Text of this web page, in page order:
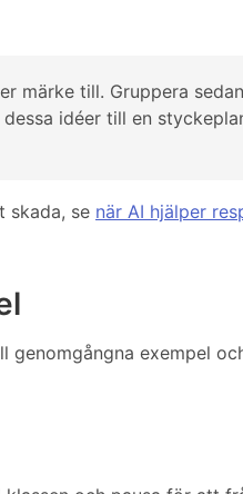
märke till. Gruppera sedan
idéer till en
skada, se när AI hjälper
genomgångna exempel